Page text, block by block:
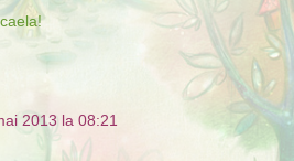
2013 la 08:21